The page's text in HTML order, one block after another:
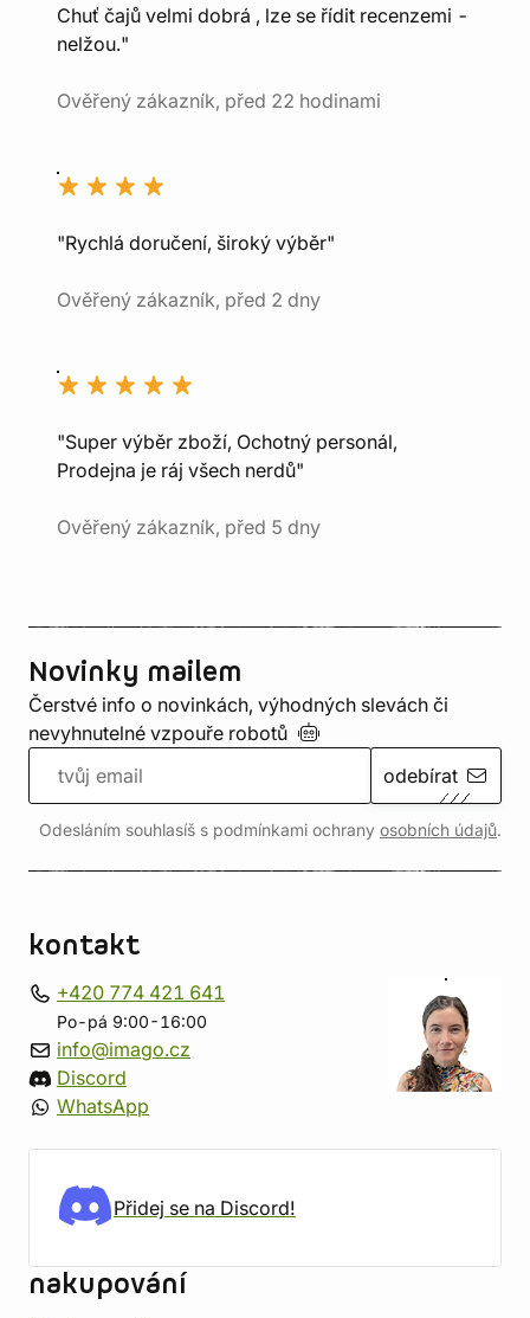
Chuť čajů velmi dobrá , lze se řídit recenzemi -
nelžou."
Ověřený zákazník, před 22 hodinami
"Rychlá doručení, široký výběr"
Ověřený zákazník, před 2 dny
"Super výběr zboží, Ochotný personál,
Prodejna je ráj všech nerdů"
Ověřený zákazník, před 5 dny
Novinky mailem
Čerstvé info o novinkách, výhodných slevách či
nevyhnutelné vzpouře robotů
odebírat
Odesláním souhlasíš s podmínkami ochrany osobních údajů.
kontakt
+420 774 421 641
Po-pá 9:00-16:00
info@imago.cz
Discord
WhatsApp
Přidej se na Discord!
nakupování